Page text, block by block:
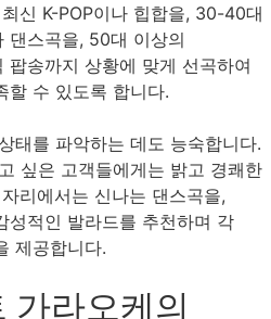
신 K-POP이나 힙합을, 30-40대
댄스곡을, 50대 이상의
팝송까지 상황에 맞게 선곡하여
할 수 있도록 합니다.
태를 파악하는 데도 능숙합니다.
싶은 고객들에게는 밝고 경쾌한
리에서는 신나는 댄스곡을,
성적인 발라드를 추천하며 각
제공합니다.
가라오케의